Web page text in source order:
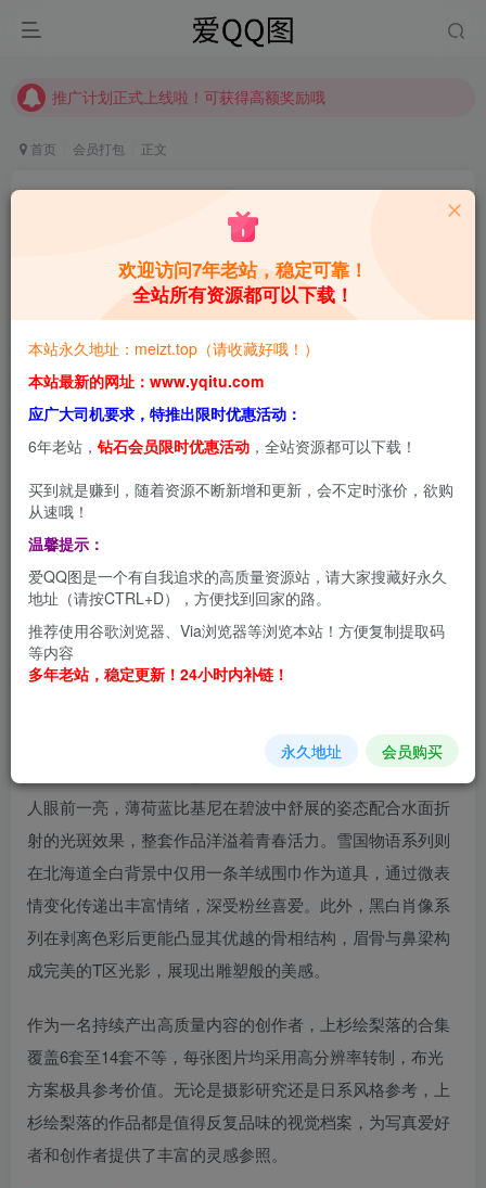
推广计划正式上线啦！可获得高额奖励哦
推广计划正式上线啦！可获得高额奖励哦
首页 会员打包 正文
青萌酱
2个月前更新
关注
0 2.9W+ 5.2W+
本站预览图进行了压缩和水印，原图无压缩，无本站水
印。
上杉绘梨落是近年来网络写真领域备受瞩目的创作者，以日
系清冷气质与“透明感少女”的美学标签在摄影爱好者圈层中
积累了极高人气
从水底摄影到古寺和风主题，每一套都像被装进琥珀的时光
切片。从清新校园风到成熟都市丽人，从日系甜美到韩系简
约，上杉绘梨落展现出惊人的风格可塑性 。
在拍摄氛围的营造上，上杉绘梨落的写真注重光影与情感表
振袖，木屐轻叩青石板的画面极具电影质感，柔焦滤镜使人
物与千年古建筑产生奇妙的时间对话。水下摄影系列更是让
人眼前一亮，薄荷蓝比基尼在碧波中舒展的姿态配合水面折
射的光斑效果，整套作品洋溢着青春活力。雪国物语系列则
在北海道全白背景中仅用一条羊绒围巾作为道具，通过微表
情变化传递出丰富情绪，深受粉丝喜爱。此外，黑白肖像系
列在剥离色彩后更能凸显其优越的骨相结构，眉骨与鼻梁构
成完美的T区光影，展现出雕塑般的美感。
作为一名持续产出高质量内容的创作者，上杉绘梨落的合集
覆盖6套至14套不等，每张图片均采用高分辨率转制，布光
方案极具参考价值。无论是摄影研究还是日系风格参考，上
杉绘梨落的作品都是值得反复品味的视觉档案，为写真爱好
者和创作者提供了丰富的灵感参照。
欢迎访问7年老站，稳定可靠！
全站所有资源都可以下载！
本站永久地址：meizt.top（请收藏好哦！）
本站最新的网址：www.yqitu.com
应广大司机要求，特推出限时优惠活动：
6年老站， 钻石会员限时优惠活动 ，全站资源都可以下载！
买到就是赚到，随着资源不断新增和更新，会不定时涨价，欲购
从速哦！
温馨提示：
爱QQ图是一个有自我追求的高质量资源站，请大家搜藏好永久
地址（请按CTRL+D），方便找到回家的路。
推荐使用谷歌浏览器、Via浏览器等浏览本站！方便复制提取码
等内容
多年老站，稳定更新！24小时内补链！
永久地址 会员购买